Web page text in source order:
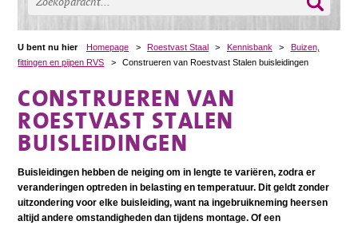
U bent nu hier Homepage > Roestvast Staal > Kennisbank >
Buizen,
fittingen en pijpen RVS
> Construeren van Roestvast Stalen buisleidingen
CONSTRUEREN VAN
ROESTVAST STALEN
BUISLEIDINGEN
Buisleidingen hebben de neiging om in lengte te variëren, zodra er
veranderingen optreden in belasting en temperatuur. Dit geldt zonder
uitzondering voor elke buisleiding, want na ingebruikneming heersen
altijd andere omstandigheden dan tijdens montage. Of een